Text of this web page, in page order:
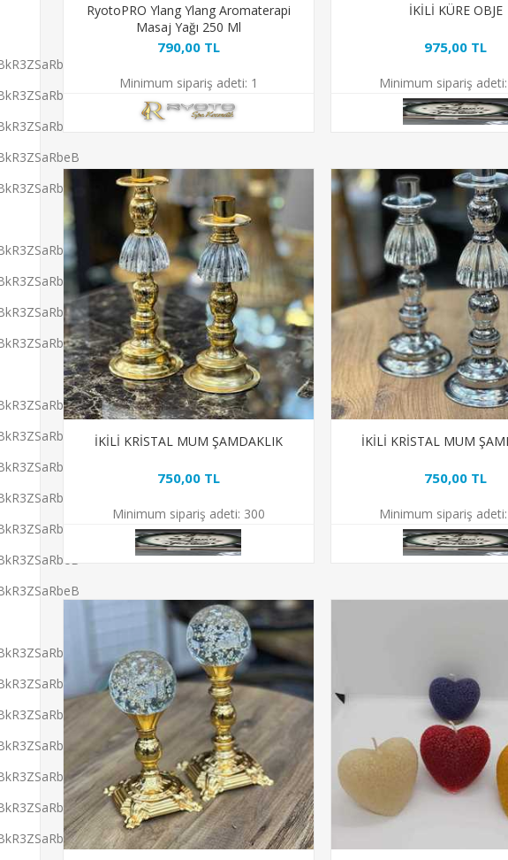
RyotoPRO Ylang Ylang Aromaterapi
Masaj Yağı 250 Ml
790,00 TL
Minimum sipariş adeti: 1
İKİLİ KÜRE OBJE
975,00 TL
Minimum sipariş adeti:
İKİLİ KRİSTAL MUM ŞAMDAKLIK
750,00 TL
Minimum sipariş adeti: 300
İKİLİ KRİSTAL MUM
750,00 TL
Minimum sipariş adeti: